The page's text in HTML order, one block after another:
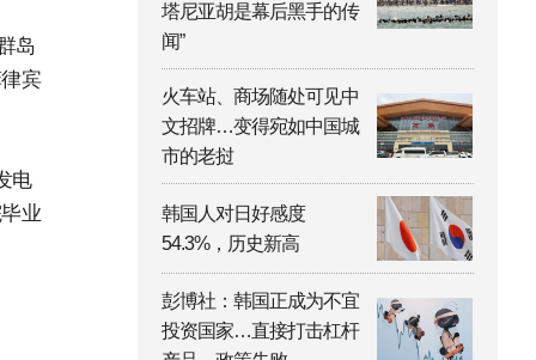
岛
宾
电
业
塔尼亚胡是幕后黑手的传
闻”
火车站、商场随处可见中
文招牌…变得宛如中国城
市的老挝
韩国人对日好感度
54.3%，历史新高
彭博社：韩国正成为不宜
投资国家…直接打击杠杆